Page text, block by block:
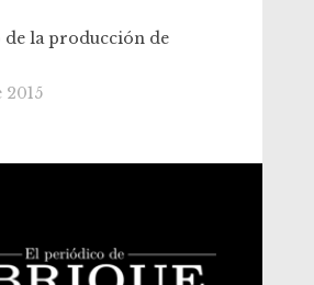
la producción de
2015